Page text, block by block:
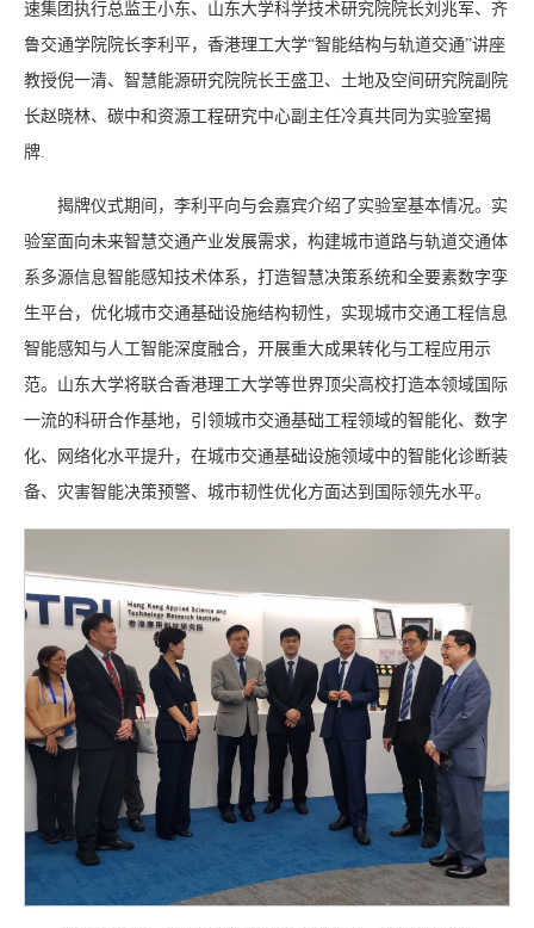
速集团执行总监王小东、山东大学科学技术研究院院长刘兆军、齐
鲁交通学院院长李利平，香港理工大学“智能结构与轨道交通”讲座
教授倪一清、智慧能源研究院院长王盛卫、土地及空间研究院副院
长赵晓林、碳中和资源工程研究中心副主任冷真共同为实验室揭
牌.
揭牌仪式期间，李利平向与会嘉宾介绍了实验室基本情况。实
验室面向未来智慧交通产业发展需求，构建城市道路与轨道交通体
系多源信息智能感知技术体系，打造智慧决策系统和全要素数字孪
生平台，优化城市交通基础设施结构韧性，实现城市交通工程信息
智能感知与人工智能深度融合，开展重大成果转化与工程应用示
范。山东大学将联合香港理工大学等世界顶尖高校打造本领域国际
一流的科研合作基地，引领城市交通基础工程领域的智能化、数字
化、网络化水平提升，在城市交通基础设施领域中的智能化诊断装
备、灾害智能决策预警、城市韧性优化方面达到国际领先水平。